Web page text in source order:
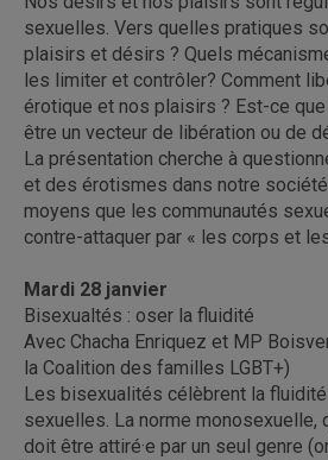
sexuelles. Vers quelles pratiques
plaisirs et désirs ? Quels
les limiter et contrôler? Comment
érotique et nos plaisirs ? Est-ce
être un vecteur de libération ou de
La présentation cherche à
et des érotismes dans notre
moyens que les communautés
contre-attaquer par « les corps et
Mardi 28 janvier
Bisexualtés : oser la fluidité
Avec Chacha Enriquez et MP
la Coalition des familles LGBT+)
Les bisexualités célèbrent la
sexuelles. La norme monosexuelle,
doit être attiré·e par un seul genre